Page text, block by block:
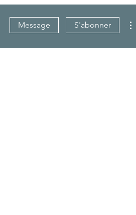
Message S'abonner